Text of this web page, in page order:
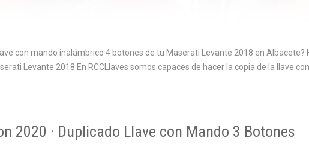
con mando inalámbrico 4 botones de tu Maserati Levante 2018 en Albacete?
Levante 2018 En RCCLlaves somos capaces de hacer la copia de la llave
2020 · Duplicado Llave con Mando 3 Botones